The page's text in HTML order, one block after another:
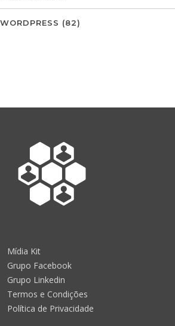
WORDPRESS (82)
Mídia Kit
Grupo Facebook
Grupo Linkedin
Termos e Condições
Política de Privacidade